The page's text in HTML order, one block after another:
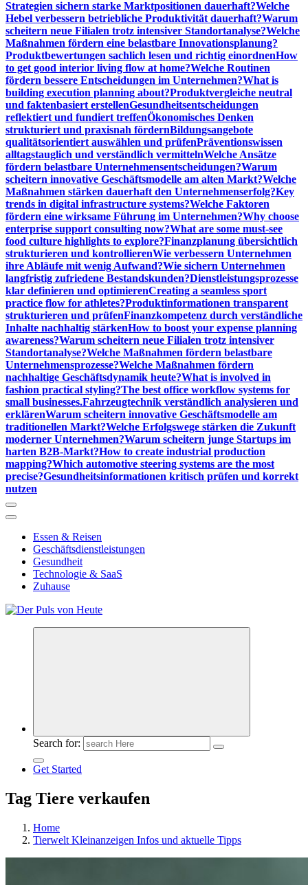
Strategien sichern starke Marktpositionen dauerhaft?Welche
Hebel verbessern betriebliche Produktivität dauerhaft?Warum
scheitern neue Filialen trotz intensiver Standortanalyse?Welche
Maßnahmen fördern eine belastbare Innovationsplanung?
Produktbewertungen sachlich lesen und richtig einordnenHow
to get good interior living flow at home?Welche Routinen
fördern bessere Entscheidungen im Unternehmen?What is
building execution planning about?Produktvergleiche neutral
und faktenbasiert erstellenGesundheitsentscheidungen
reflektiert und fundiert treffenÖkonomisches Denken
strukturiert und praxisnah fördernBildungsangebote
qualitätsorientiert auswählen und prüfenPräventionswissen
alltagstauglich und verständlich vermittelnWelche Ansätze
fördern belastbare Unternehmensentscheidungen?Warum
scheitern innovative Geschäftsmodelle am alten Markt?Welche
Maßnahmen stärken dauerhaft den Unternehmenserfolg?Key
trends in digital infrastructure systems?Welche Faktoren
fördern eine wirksame Führung im Unternehmen?Why choose
enterprise support consulting now?What are some must-see
food culture highlights to explore?Finanzplanung übersichtlich
strukturieren und kontrollierenWie verbessern Unternehmen
ihre Abläufe mit wenig Aufwand?Wie sichern Unternehmen
langfristig zufriedene Bestandskunden?Dienstleistungsprozesse
klar definieren und optimierenCreating a seamless sport
practice flow for athletes?Produktinformationen transparent
strukturieren und prüfenFinanzkompetenz durch verständliche
Inhalte nachhaltig stärkenHow to boost your expense planning
awareness?Warum scheitern neue Filialen trotz intensiver
Standortanalyse?Welche Maßnahmen fördern belastbare
Unternehmensprozesse?Welche Maßnahmen fördern
nachhaltige Geschäftsdynamik heute?What is involved in
fashion practical styling?The best office workflow systems for
small businesses.Fahrzeugtechnik verständlich analysieren und
erklärenWarum scheitern innovative Geschäftsmodelle am
traditionellen Markt?Welche Erfolgswege stärken die Zukunft
moderner Unternehmen?Warum scheitern junge Startups im
harten B2B-Markt?How to create industrial production
mapping?Which automotive steering systems are the most
precise?Gesundheitsinformationen kritisch prüfen und korrekt
nutzen
Essen & Reisen
Geschäftsdienstleistungen
Gesundheit
Technologie & SaaS
Zuhause
Meldungen die Resonanz finden
Search for:
Get Started
Tag Tiere verkaufen
Home
Tierwelt Kleinanzeigen Infos und aktuelle Tipps